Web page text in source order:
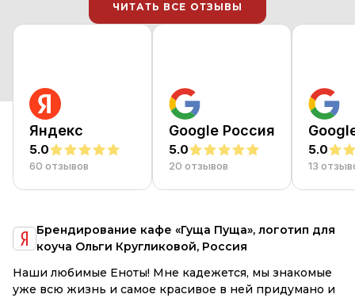
ЧИТАТЬ ВСЕ ОТЗЫВЫ
ЧИТАТЬ ВСЕ ОТЗЫВЫ
Яндекс
5.0
60 отзывов
Google Россия
5.0
20 отзывов
5.0
13
Брендирование кафе «Гуща Пуща», логотип для
коуча Ольги Кругликовой, Россия
Наши любимые Еноты! Мне кадежется, мы знакомые
уже всю жизнь и самое красивое в ней придумано и